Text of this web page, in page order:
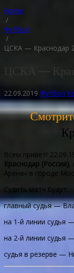
Home
/
Футбол
/
ЦСКА — Краснодар
ЦСКА —
22.09.2019 Футбол
Всем привет!
Краснодар (Россия),
Арена» в городе
Судить матч будут:
главный судья —
на 1-й линии судья
на 2-й линии судья
судья в резерве —